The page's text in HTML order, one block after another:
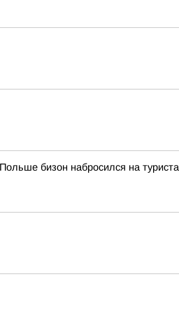
бизон набросился на туриста